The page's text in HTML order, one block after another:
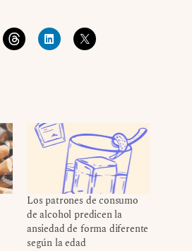
Los patrones de consumo
de alcohol predicen la
ansiedad de forma diferente
según la edad